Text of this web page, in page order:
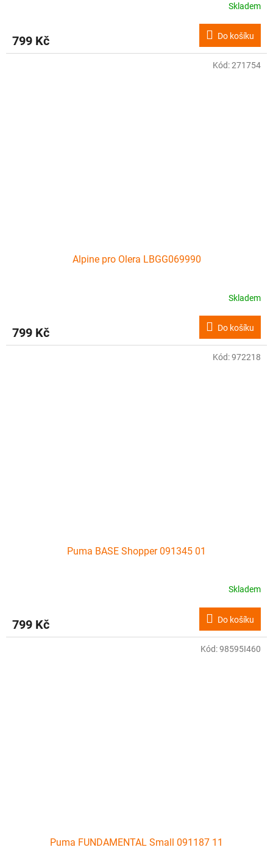
Skladem
799 Kč Do košíku
Alpine pro Olera LBGG069990
Skladem
799 Kč Do košíku
Kód:271754
Puma BASE Shopper 091345 01
Skladem
799 Kč Do košíku
Kód:972218
Puma FUNDAMENTAL Small 091187 11
Kód:98595I460